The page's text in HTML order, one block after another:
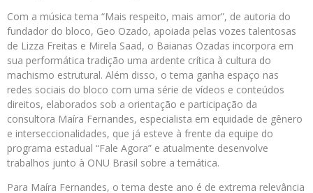
Com a música tema “Mais respeito, mais amor”, de autoria do
fundador do bloco, Geo Ozado, apoiada pelas vozes talentosas
de Lizza Freitas e Mirela Saad, o Baianas Ozadas incorpora em
sua performática tradição uma ardente crítica à cultura do
machismo estrutural. Além disso, o tema ganha espaço nas
redes sociais do bloco com uma série de vídeos e conteúdos
direitos, elaborados sob a orientação e participação da
consultora Maíra Fernandes, especialista em equidade de gênero
e interseccionalidades, que já esteve à frente da equipe do
programa estadual “Fale Agora” e atualmente desenvolve
trabalhos junto à ONU Brasil sobre a temática.
Para Maíra Fernandes, o tema deste ano é de extrema relevância